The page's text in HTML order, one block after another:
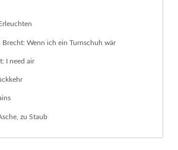
Brecht: Wenn ich ein Turnschuh wär
I need air
zu Staub